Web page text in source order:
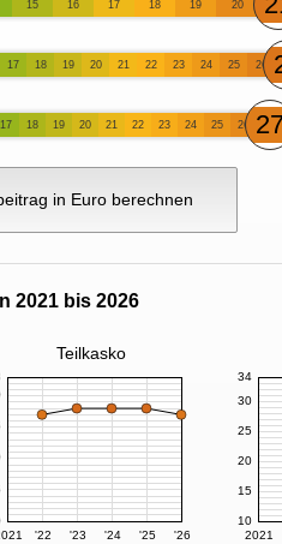
15 16 17 18 19 20
17 18 19 20 21 22 23 24 25 26
17 18 19 20 21 22 23 24 25 26
in Euro berechnen
2021 bis 2026
Teilkasko
'22 '23 '24 '25 '26 2021
10
15
20
25
30
34